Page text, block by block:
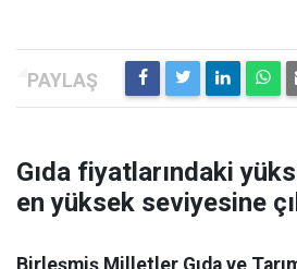
Gıda fiyatlarındaki
en yüksek seviyesine
Birleşmiş Milletler Gıda ve